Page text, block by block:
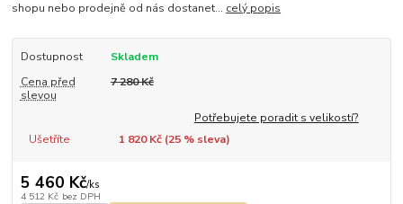
shopu nebo prodejně od nás dostanet... celý popis
Dostupnost
Skladem
Cena před
slevou
7 280 Kč
Potřebujete poradit s velikostí?
Ušetříte
1 820 Kč (25% sleva)
5 460 Kč/ks
4 512 Kč bez DPH